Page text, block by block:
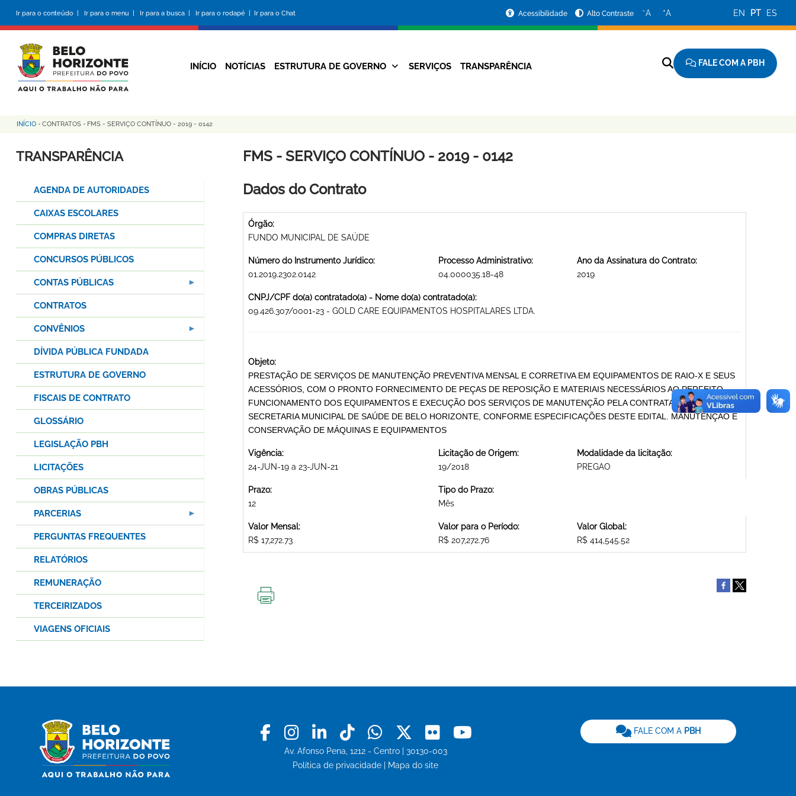
conteúdo
principal
Ir para o conteúdo | Ir para o menu | Ir para a busca | Ir para o rodapé | Ir para o Chat
da
Prefeitura
Acessibilidade Alto Contraste −A +A EN PT ES
Navegação
INÍCIO NOTÍCIAS ESTRUTURA DE GOVERNO SERVIÇOS TRANSPARÊNCIA FALE COM A PBH
Trilha
de
INÍCIO - CONTRATOS - FMS - SERVIÇO CONTÍNUO - 2019 - 0142
FMS - SERVIÇO CONTÍNUO - 2019 - 0142
Dados do Contrato
Órgão:
FUNDO MUNICIPAL DE SAÚDE
Número do Instrumento Jurídico:
01.2019.2302.0142
Processo Administrativo:
04.000035.18-48
Ano da Assinatura do Contrato:
2019
CNPJ/CPF do(a) contratado(a) - Nome do(a) contratado(a):
09.426.307/0001-23 - GOLD CARE EQUIPAMENTOS HOSPITALARES LTDA.
Objeto:
PRESTAÇÃO DE SERVIÇOS DE MANUTENÇÃO PREVENTIVA MENSAL E CORRETIVA EM EQUIPAMENTOS DE RAIO-X E SEUS
ACESSÓRIOS, COM O PRONTO FORNECIMENTO DE PEÇAS DE REPOSIÇÃO E MATERIAIS NECESSÁRIOS AO PERFEITO
FUNCIONAMENTO DOS EQUIPAMENTOS E EXECUÇÃO DOS SERVIÇOS DE MANUTENÇÃO PELA CONTRATADA À
SECRETARIA MUNICIPAL DE SAÚDE DE BELO HORIZONTE, CONFORME ESPECIFICAÇÕES DESTE EDITAL. MANUTENÇÃO E
CONSERVAÇÃO DE MÁQUINAS E EQUIPAMENTOS
Vigência:
24-JUN-19 a 23-JUN-21
Licitação de Origem:
19/2018
Modalidade da licitação:
PREGAO
Prazo:
12
Tipo do Prazo:
Mês
Valor Mensal:
R$ 17,272.73
Valor para o Período:
R$ 207,272.76
Valor Global:
R$ 414,545.52
TRANSPARÊNCIA
AGENDA DE AUTORIDADES
CAIXAS ESCOLARES
COMPRAS DIRETAS
CONCURSOS PÚBLICOS
CONTAS PÚBLICAS
CONTRATOS
CONVÊNIOS
DÍVIDA PÚBLICA FUNDADA
ESTRUTURA DE GOVERNO
FISCAIS DE CONTRATO
GLOSSÁRIO
LEGISLAÇÃO PBH
LICITAÇÕES
OBRAS PÚBLICAS
PARCERIAS
PERGUNTAS FREQUENTES
RELATÓRIOS
REMUNERAÇÃO
TERCEIRIZADOS
VIAGENS OFICIAIS
Facebook
Instagram
LinkedinTiktokWhatsapp
X Flickr
Av. Afonso Pena, 1212 - Centro | 30130-003
Política de privacidade
Mapa do site
FALE COM A PBH